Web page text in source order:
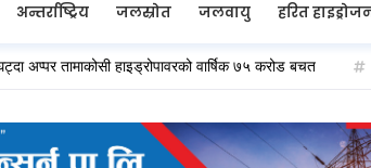
अन्तर्राष्ट्रिय जलस्रोत जलवायु हरित
तामाकोसी हाइड्रोपावरको वार्षिक ७५ करोड बचत १६